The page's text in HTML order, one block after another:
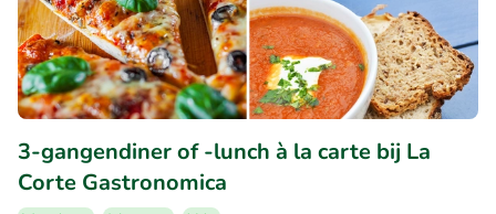
3-gangendiner of -lunch à la carte bij La
Corte Gastronomica